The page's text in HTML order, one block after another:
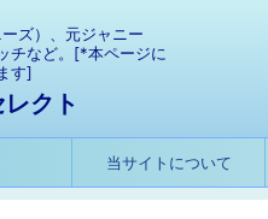
ズ）、元ジャニー
チなど。[*本ページに
す]
クト
当サイトについて